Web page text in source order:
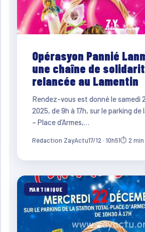
Opérasyon Pannié
une chaîne de
relancée au Lamentin
Rendez-vous est donné le samedi
2025, de 9h à 17h, sur le parking
– Place d’Armes,…
Rédaction ZayActu17/12 · 10h51⏱ 2 min
MARTINIQUE